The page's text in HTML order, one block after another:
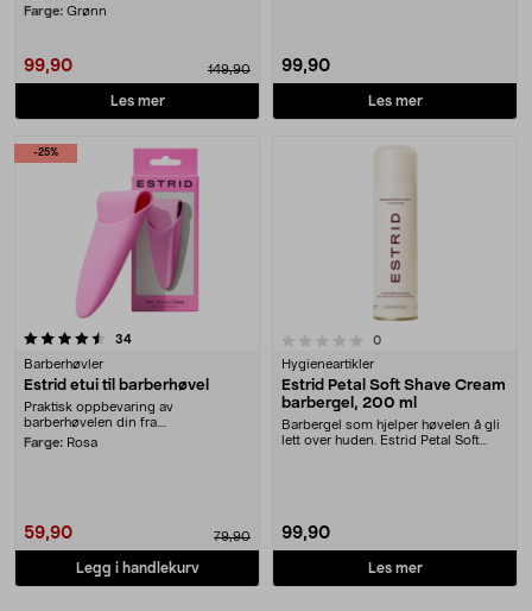
Farge: Grønn
99,90 149,90
Les mer
99,90
Les mer
-25%
34anmeldelser
Barberhøvler
Estrid etui til barberhøvel
Praktisk oppbevaring av
barberhøvelen din fra....
Farge: Rosa
59,90 79,90
Legg i handlekurv
0.0 av 5 stjerner 0anmeldelser
Hygieneartikler
Estrid Petal Soft Shave Cream
barbergel, 200 ml
Barbergel som hjelper høvelen å gli
lett over huden. Estrid Petal Soft
99,90
Les mer